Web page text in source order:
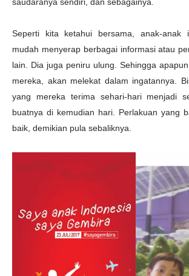
Seperti kita ketahui bersama, anak-anak
mudah menyerap berbagai informasi atau
lain. Dia juga peniru ulung. Sehingga
mereka, akan melekat dalam ingatannya.
yang mereka terima sehari-hari menjadi
buatnya di kemudian hari. Perlakuan yang
baik, demikian pula sebaliknya.